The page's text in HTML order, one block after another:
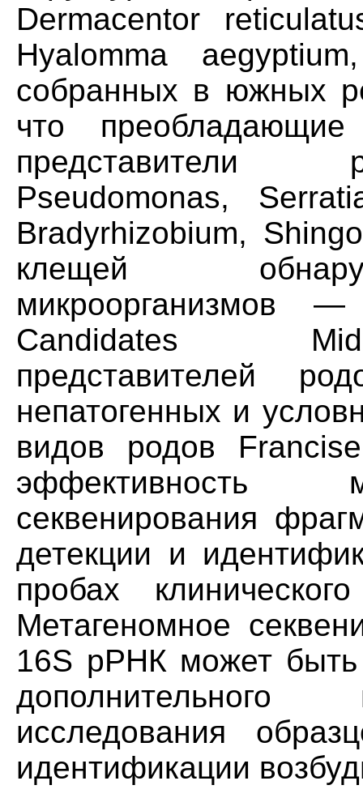
Dermacentor
Hyalomma
собранных в южных
что
представители
Pseudomonas,
Bradyrhizobium,
клещей
микроорганизмов
Candidates
представителей
непатогенных и
видов родов
эффективность
секвенирования
детекции и
пробах
Метагеномное
16S рРНК может быть
дополнительного
исследования
идентификации